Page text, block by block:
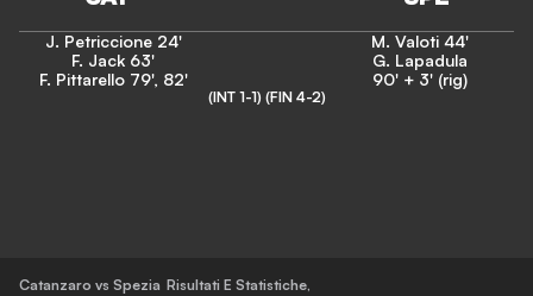
J. Petriccione 24'
F. Jack 63'
F. Pittarello 79', 82'
M. Valoti 44'
G. Lapadula
90' + 3' (rig)
(INT 1-1) (FIN 4-2)
Catanzaro vs Spezia Risultati E Statistiche,